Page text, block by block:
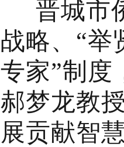
晋城市
战略、“举
专家”制度
郝梦龙教
展贡献智